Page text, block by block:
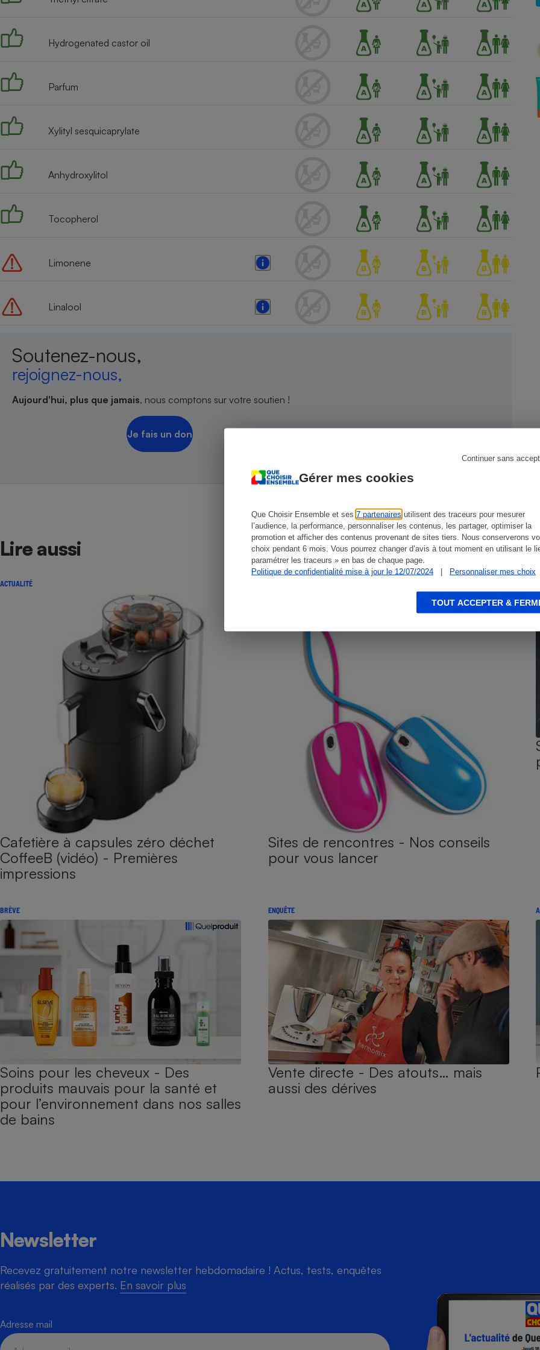
Gérer mes cookies
Que Choisir Ensemble et ses 7 partenaires utilisent des traceurs pour mesurer
l’audience, la performance, personnaliser les contenus, les partager, optimiser la
promotion et afficher des contenus provenant de sites tiers. Nous conserverons
choix pendant 6 mois. Vous pourrez changer d’avis à tout moment en utilisant le
paramétrer les traceurs » en bas de chaque page.
Politique de confidentialité mise à jour le 12/07/2024
| Personnaliser mes choix
Continuer sans
TOUT ACCEPTER &
Hydrogenated castor oil
Parfum
Xylityl sesquicaprylate
Anhydroxylitol
Tocopherol
Limonene
Linalool
Soutenez-nous,
rejoignez-nous,
Aujourd'hui, plus que jamais, nous comptons sur votre soutien !
Je fais un don
Lire aussi
ACTUALITÉ
Cafetière à capsules zéro déchet
CoffeeB (vidéo) - Premières
impressions
Sites de rencontres - Nos conseils
pour vous lancer
BRÈVE
Soins pour les cheveux - Des
produits mauvais pour la santé et
pour l’environnement dans nos salles
de bains
ENQUÊTE
Vente directe - Des atouts… mais
aussi des dérives
Newsletter
Recevez gratuitement notre newsletter hebdomadaire ! Actus, tests, enquêtes
réalisés par des experts. En savoir plus
Adresse mail
Robot ménager
Appareil photo
numérique
Électricité - Gaz
Lessive